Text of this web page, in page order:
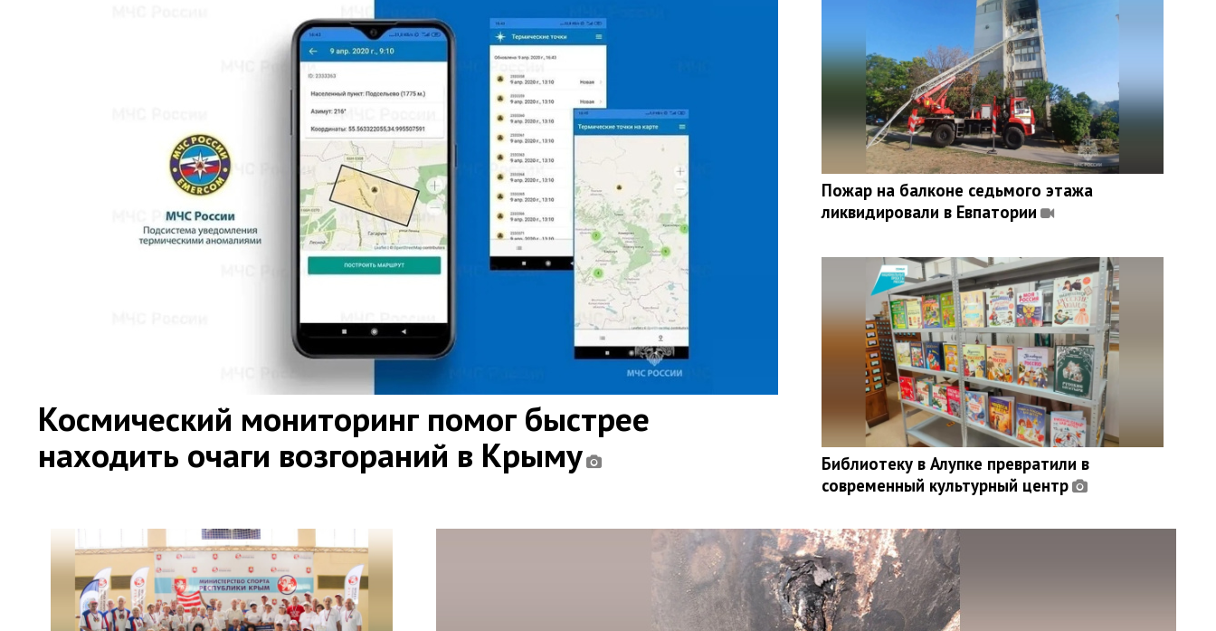
Космический мониторинг помог быстрее
находить очаги возгораний в Крыму
Пожар на балконе седьмого этажа
ликвидировали в Евпатории
Библиотеку в Алупке превратили в
современный культурный центр